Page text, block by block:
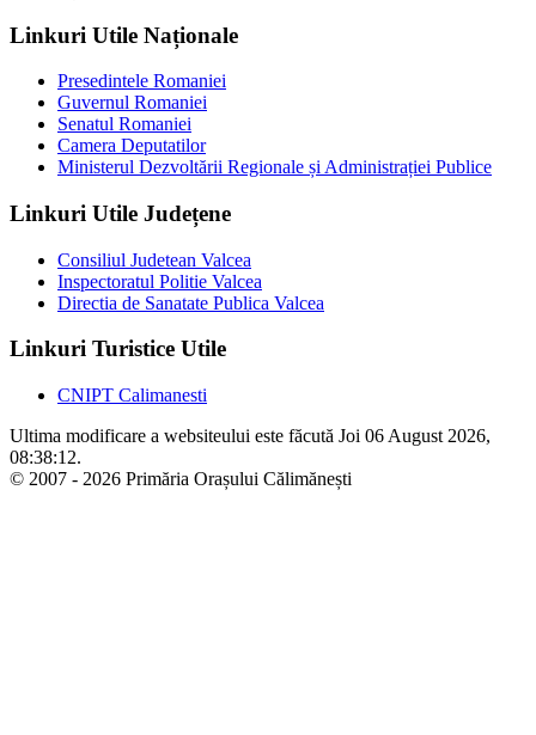
Linkuri Utile Naționale
Presedintele Romaniei
Guvernul Romaniei
Senatul Romaniei
Camera Deputatilor
Ministerul Dezvoltării Regionale și Administrației Publice
Linkuri Utile Județene
Consiliul Judetean Valcea
Inspectoratul Politie Valcea
Directia de Sanatate Publica Valcea
Linkuri Turistice Utile
CNIPT Calimanesti
Ultima modificare a websiteului este făcută Joi 06 August 2026,
08:38:12.
© 2007 - 2026 Primăria Orașului Călimănești